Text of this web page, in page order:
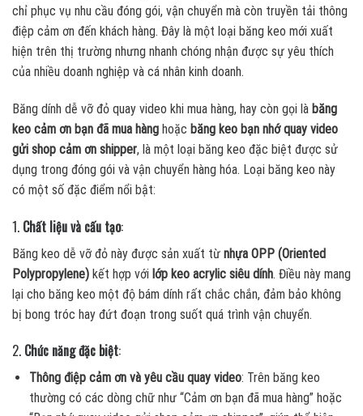
chỉ phục vụ nhu cầu đóng gói, vận chuyển mà còn truyền tải thông
điệp cảm ơn đến khách hàng. Đây là một loại băng keo mới xuất
hiện trên thị trường nhưng nhanh chóng nhận được sự yêu thích
của nhiều doanh nghiệp và cá nhân kinh doanh.
Băng dính dễ vỡ đỏ quay video khi mua hàng, hay còn gọi là băng
keo cảm ơn bạn đã mua hàng hoặc băng keo bạn nhớ quay video
gửi shop cảm ơn shipper, là một loại băng keo đặc biệt được sử
dụng trong đóng gói và vận chuyển hàng hóa. Loại băng keo này
có một số đặc điểm nổi bật:
1. Chất liệu và cấu tạo:
Băng keo dễ vỡ đỏ này được sản xuất từ nhựa OPP (Oriented
Polypropylene) kết hợp với lớp keo acrylic siêu dính. Điều này mang
lại cho băng keo một độ bám dính rất chắc chắn, đảm bảo không
bị bong tróc hay đứt đoạn trong suốt quá trình vận chuyển.
2. Chức năng đặc biệt:
Thông điệp cảm ơn và yêu cầu quay video: Trên băng keo
thường có các dòng chữ như “Cảm ơn bạn đã mua hàng” hoặc